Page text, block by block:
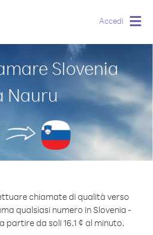
Accedi
Slovenia
Nauru
chiamate di qualità verso
qualsiasi numero in Slovenia -
partire da soli 16.1 ¢ al minuto.